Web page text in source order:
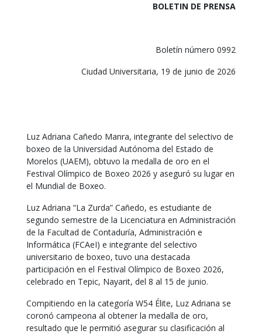
BOLETIN DE PRENSA
Boletín número 0992
Ciudad Universitaria, 19 de junio de 2026
Luz Adriana Cañedo Manra, integrante del selectivo de
boxeo de la Universidad Autónoma del Estado de
Morelos (UAEM), obtuvo la medalla de oro en el
Festival Olímpico de Boxeo 2026 y aseguró su lugar en
el Mundial de Boxeo.
Luz Adriana “La Zurda” Cañedo, es estudiante de
segundo semestre de la Licenciatura en Administración
de la Facultad de Contaduría, Administración e
Informática (FCAeI) e integrante del selectivo
universitario de boxeo, tuvo una destacada
participación en el Festival Olímpico de Boxeo 2026,
celebrado en Tepic, Nayarit, del 8 al 15 de junio.
Compitiendo en la categoría W54 Élite, Luz Adriana se
coronó campeona al obtener la medalla de oro,
resultado que le permitió asegurar su clasificación al